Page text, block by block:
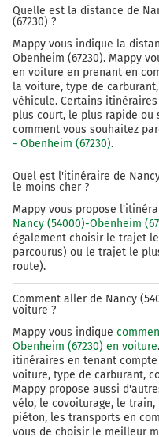
Strasbourg
A35
Sortir et
16a
EBERSHEIM
Z.I. NORD
132 km
continuer sur
132 km
Au rond-point,
continuer sur 3,1
D81
Chemin du
134 km
Quelle est la distance de
(67230) ?
Mappy vous indique la
Obenheim (67230). Mappy
en voiture en prenant en
la voiture, type de
véhicule. Certains
plus court, le plus rapide ou
comment vous souhaitez
- Obenheim (67230).
Quel est l'itinéraire de
le moins cher ?
Mappy vous propose
Nancy (54000)-Obenheim
également choisir le trajet
parcourus) ou le trajet le
route).
Comment aller de Nancy
voiture ?
Mappy vous indique
Obenheim (67230) en voiture
itinéraires en tenant
voiture, type de carburant,
Mappy propose aussi
vélo, le covoiturage, le
piéton, les transports en
vous de choisir le meilleur